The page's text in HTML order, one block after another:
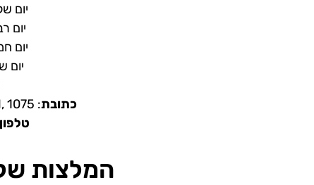
יום שלישי
יום רביעי
יום חמישי
יום שישי
כתובת: Budapest, Kazinczy u. 31, 1075
טלפון
המלצות